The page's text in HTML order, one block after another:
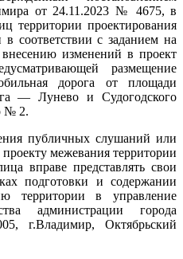
от 24.11.2023 № 4675, в
территории проектирования
с заданием на
изменений в проект
размещение
дорога от площади
— Лунево и Судогодского
№ 2.
публичных слушаний или
межевания территории
вправе представлять свои
подготовки и содержании
территории в управление
администрации города
г.Владимир, Октябрьский